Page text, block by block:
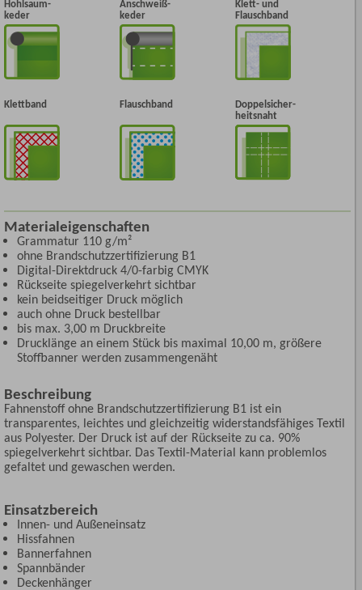
Hohlsaum-
keder
Anschweiß-
keder
Klett- und
Flauschband
Klettband Flauschband
Doppelsicher-
heitsnaht
Materialeigenschaften
Grammatur 110 g/m²
ohne Brandschutzzertifizierung B1
Digital-Direktdruck 4/0-farbig CMYK
Rückseite spiegelverkehrt sichtbar
kein beidseitiger Druck möglich
auch ohne Druck bestellbar
bis max. 3,00 m Druckbreite
Drucklänge an einem Stück bis maximal 10,00 m, größere
Stoffbanner werden zusammengenäht
Beschreibung
Fahnenstoff ohne Brandschutzzertifizierung B1 ist ein
transparentes, leichtes und gleichzeitig widerstandsfähiges Textil
aus Polyester. Der Druck ist auf der Rückseite zu ca. 90%
spiegelverkehrt sichtbar. Das Textil-Material kann problemlos
gefaltet und gewaschen werden.
Einsatzbereich
Innen- und Außeneinsatz
Hissfahnen
Bannerfahnen
Spannbänder
Deckenhänger